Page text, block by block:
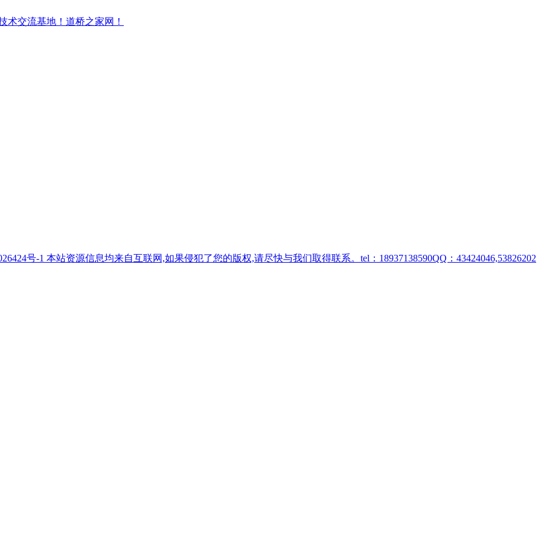
号-1 本站资源信息均来自互联网,如果侵犯了您的版权,请尽快与我们取得联系。tel：18937138590QQ：43424046,53826202